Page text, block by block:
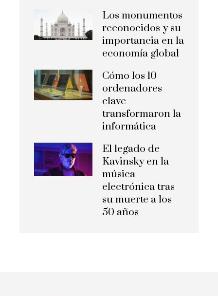
Los monumentos
reconocidos y su
importancia en la
economía global
Cómo los 10
ordenadores
clave
transformaron la
informática
El legado de
Kavinsky en la
música
electrónica tras
su muerte a los
50 años